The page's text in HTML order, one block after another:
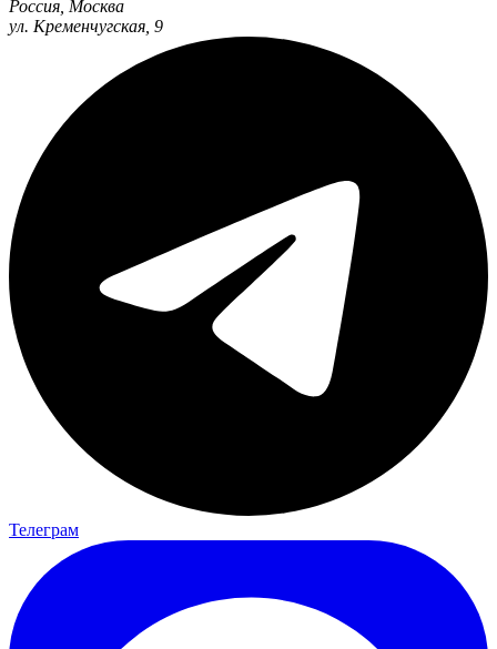
Россия Москва
ул. Кременчугская, 9
Телеграм